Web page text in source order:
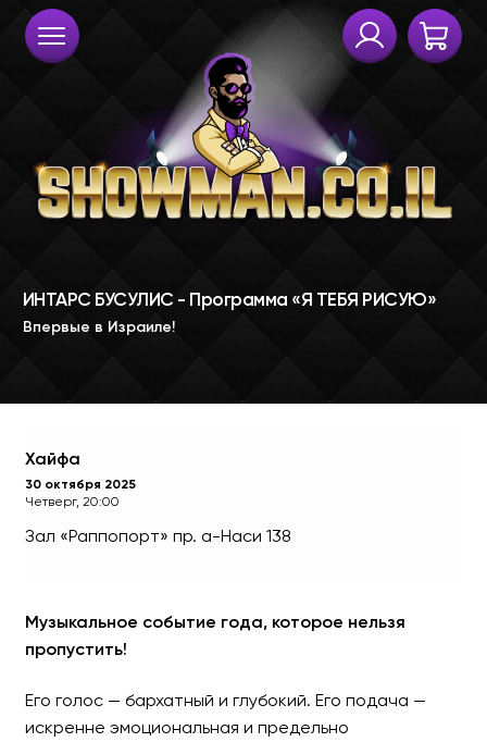
Впервые в Израиле!
Хайфа
30 октября 2025
Четверг, 20:00
Зал «Раппопорт» пр. а-Наси 138
Музыкальное событие года, которое нельзя
пропустить!
Его голос — бархатный и глубокий. Его подача —
искренне эмоциональная и предельно